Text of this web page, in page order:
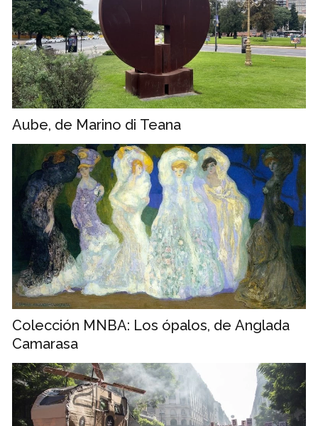
Aube, de Marino di Teana
Colección MNBA: Los ópalos, de Anglada
Camarasa